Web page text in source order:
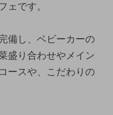
ェです。
備し、ベビーカーの
盛り合わせやメイン
ースや、こだわりの